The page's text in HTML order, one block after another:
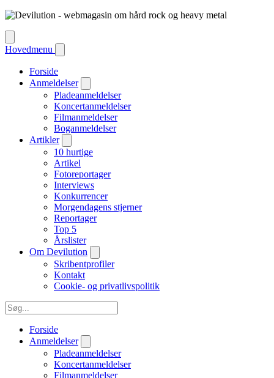
Hovedmenu
Forside
Anmeldelser
Pladeanmeldelser
Koncertanmeldelser
Filmanmeldelser
Boganmeldelser
Artikler
10 hurtige
Artikel
Fotoreportager
Interviews
Konkurrencer
Morgendagens stjerner
Reportager
Top 5
Årslister
Om Devilution
Skribentprofiler
Kontakt
Cookie- og privatlivspolitik
Forside
Anmeldelser
Pladeanmeldelser
Koncertanmeldelser
Filmanmeldelser